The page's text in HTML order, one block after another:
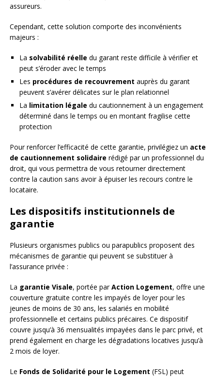
assureurs.
Cependant, cette solution comporte des inconvénients
majeurs :
La solvabilité réelle du garant reste difficile à vérifier et
peut s’éroder avec le temps
Les procédures de recouvrement auprès du garant
peuvent s’avérer délicates sur le plan relationnel
La limitation légale du cautionnement à un engagement
déterminé dans le temps ou en montant fragilise cette
protection
Pour renforcer l’efficacité de cette garantie, privilégiez un acte
de cautionnement solidaire rédigé par un professionnel du
droit, qui vous permettra de vous retourner directement
contre la caution sans avoir à épuiser les recours contre le
locataire.
Les dispositifs institutionnels de
garantie
Plusieurs organismes publics ou parapublics proposent des
mécanismes de garantie qui peuvent se substituer à
l’assurance privée :
La garantie Visale, portée parAction Logement, offre une
couverture gratuite contre les impayés de loyer pour les
jeunes de moins de 30 ans, les salariés en mobilité
professionnelle et certains publics précaires. Ce dispositif
couvre jusqu’à 36 mensualités impayées dans le parc privé, et
prend également en charge les dégradations locatives jusqu’à
2 mois de loyer.
Le Fonds de Solidarité pour le Logement (FSL) peut